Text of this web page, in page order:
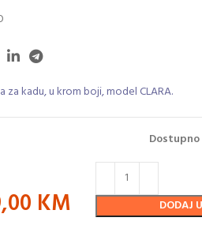
za kadu, u krom boji, model CLARA.
KM DODAJ